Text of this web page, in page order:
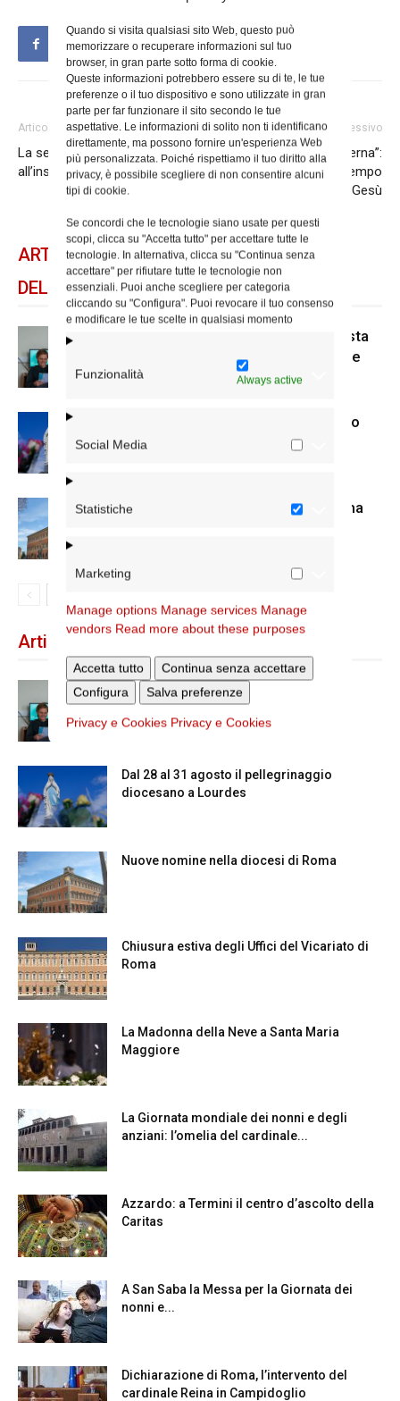
Quando si visita qualsiasi sito Web, questo può
memorizzare o recuperare informazioni sul tuo
browser, in gran parte sotto forma di cookie.
Queste informazioni potrebbero essere su di te, le tue
preferenze o il tuo dispositivo e sono utilizzate in gran
parte per far funzionare il sito secondo le tue
aspettative. Le informazioni di solito non ti identificano
direttamente, ma possono fornire un'esperienza Web
più personalizzata. Poiché rispettiamo il tuo diritto alla
privacy, è possibile scegliere di non consentire alcuni
tipi di cookie.
Se concordi che le tecnologie siano usate per questi
scopi, clicca su "Accetta tutto" per accettare tutte le
tecnologie. In alternativa, clicca su "Continua senza
accettare" per rifiutare tutte le tecnologie non
essenziali. Puoi anche scegliere per categoria
cliccando su "Configura". Puoi revocare il tuo consenso
e modificare le tue scelte in qualsiasi momento
Funzionalità Always active
Social Media
Statistiche
Marketing
Manage options Manage services Manage
vendors Read more about these purposes
Accetta tutto
Continua senza accettare
Configura
Salva preferenze
Privacy e Cookies Privacy e Cookies
Articolo precedente
La settimana in Val di Fassa
all’insegna della preghiera
Articolo successivo
“In quei giorni divenne eterna”:
un docufilm sull’Urbe al tempo
di Gesù
ARTICOLI CORRELATI
DELLO STESSO AUTORE
Scienze Applicate, la nuova proposta
dell’Istituto Paritario Sant’Apollinare
Dal 28 al 31 agosto il pellegrinaggio
diocesano a Lourdes
Nuove nomine nella diocesi di Roma
Articoli recenti
Scienze Applicate, la nuova proposta
dell’Istituto Paritario Sant’Apollinare
Dal 28 al 31 agosto il pellegrinaggio
diocesano a Lourdes
Nuove nomine nella diocesi di Roma
Chiusura estiva degli Uffici del Vicariato di
Roma
La Madonna della Neve a Santa Maria
Maggiore
La Giornata mondiale dei nonni e degli
anziani: l’omelia del cardinale...
Azzardo: a Termini il centro d’ascolto della
Caritas
A San Saba la Messa per la Giornata dei
nonni e...
Dichiarazione di Roma, l’intervento del
cardinale Reina in Campidoglio